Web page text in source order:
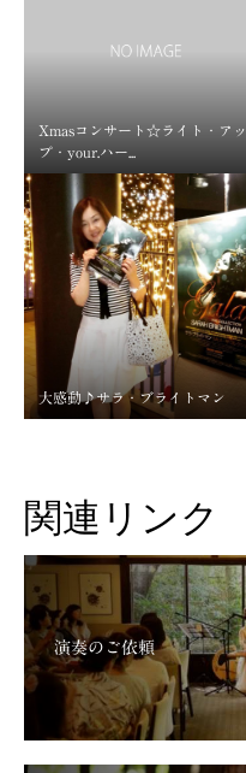
Xmasコンサート☆ライト・アッ
プ・your.ハー...
大感動♪サラ・ブライトマン
関連リンク
演奏のご依頼